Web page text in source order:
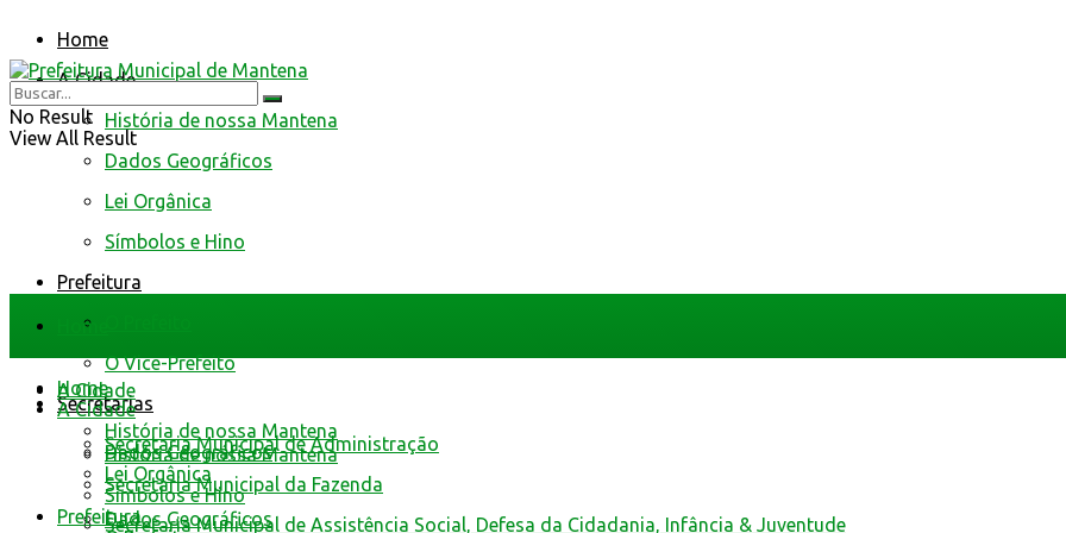
Home
A Cidade
História de nossa Mantena
Dados Geográficos
Lei Orgânica
Símbolos e Hino
Prefeitura
O Vice-Prefeito
Secretarias
Secretaria Municipal de Administração
Secretaria Municipal da Fazenda
Secretaria Municipal de Assistência Social, Defesa da Cidadania, Infância & Juventude
No Result
View All Result
Home
A Cidade
História de nossa Mantena
Dados Geográficos
Home
A Cidade
História de nossa Mantena
Dados Geográficos
Lei Orgânica
Símbolos e Hino
Prefeitura